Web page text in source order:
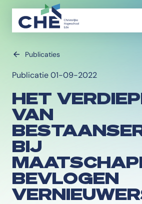
Publicaties
Publicatie 01-09-2022
HET
VAN
BIJ
BEVLOGEN